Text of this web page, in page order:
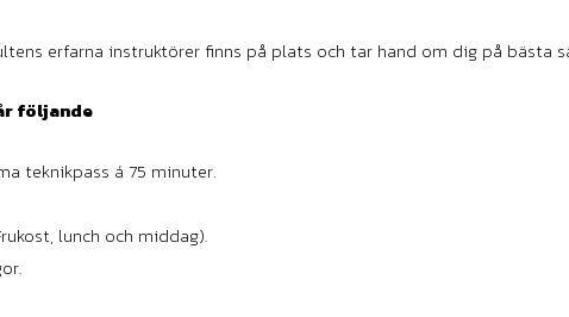
erfarna instruktörer finns på plats och tar hand om dig på bästa
följande
teknikpass á 75 minuter.
lunch och middag).